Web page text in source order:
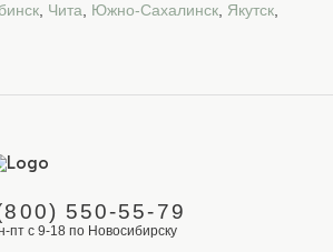
, Чита, Южно-Сахалинск, Якутск,
550-55-79
пт с 9-18 по Новосибирску